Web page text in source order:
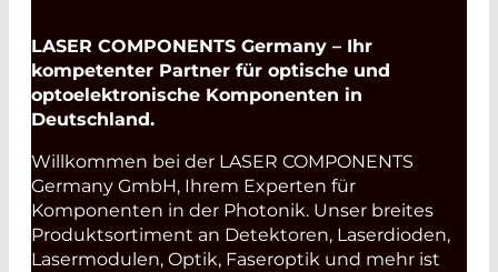
LASER COMPONENTS Germany – Ihr
kompetenter Partner für optische und
optoelektronische Komponenten in
Deutschland.
Willkommen bei der LASER COMPONENTS
Germany GmbH, Ihrem Experten für
Komponenten in der Photonik. Unser breites
Produktsortiment an Detektoren, Laserdioden,
Lasermodulen, Optik, Faseroptik und mehr ist